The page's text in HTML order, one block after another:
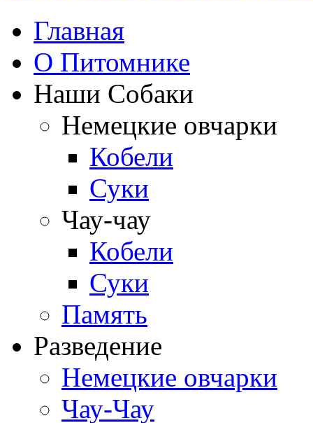
Главная
О Питомнике
Наши Собаки
Немецкие овчарки
Кобели
Суки
Чау-чау
Кобели
Суки
Память
Разведение
Немецкие овчарки
Чау-Чау